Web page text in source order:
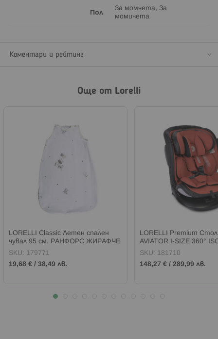
Пол
За момчета, За
момичета
Коментари и рейтинг
Още от Lorelli
LORELLI Classic Летен спален
чувал 95 см. РАНФОРС ЖИРАФЧЕ
SKU: 179771
19,68 € / 38,49 лв.
LORELLI Premium Стол
AVIATOR I-SIZE 360°
150 см) GINGER
SKU: 181710
148,27 € / 289,99 лв.